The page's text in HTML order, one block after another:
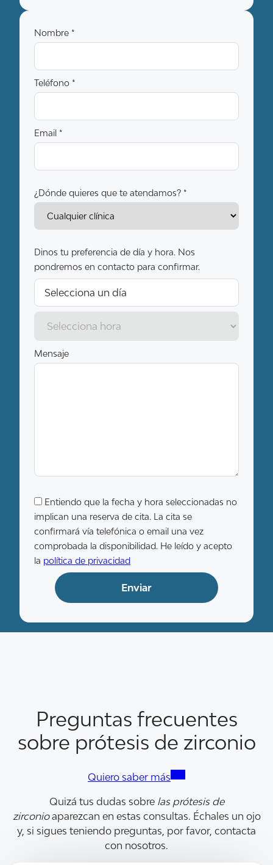
Nombre *
Teléfono *
Email *
¿Dónde quieres que te atendamos? *
Dinos tu preferencia de día y hora. Nos
pondremos en contacto para confirmar.
Mensaje
Entiendo que la fecha y hora seleccionadas no
implican una reserva de cita. La cita se
confirmará vía telefónica o email una vez
comprobada la disponibilidad. He leído y acepto
la política de privacidad
Preguntas frecuentes
sobre prótesis de zirconio
Quiero saber más
Quizá tus dudas sobre las prótesis de
zirconioaparezcan en estas consultas. Échales un ojo
y, si sigues teniendo preguntas, por favor, contacta
con nosotros.